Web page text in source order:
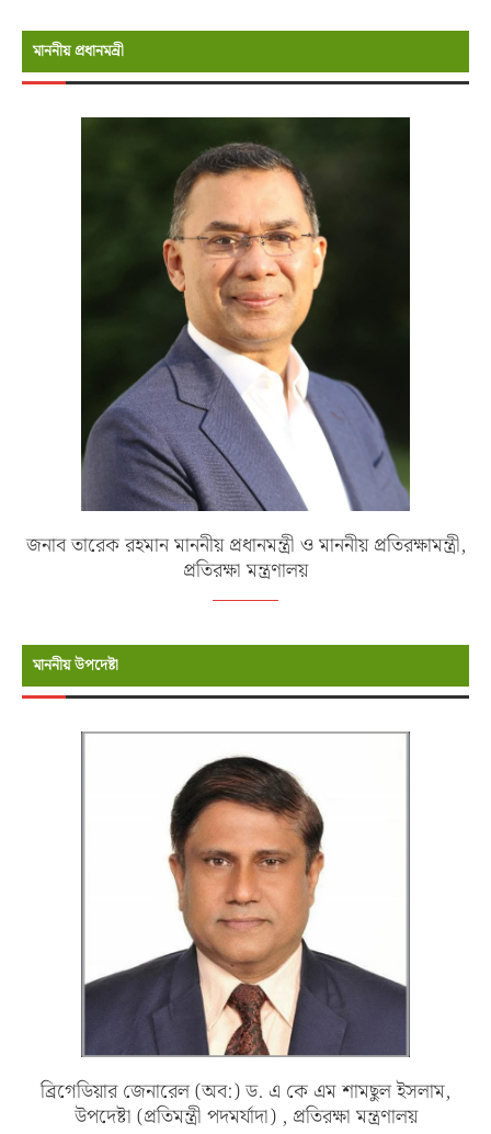
মাননীয় প্রধানমন্রী
জনাব তারেক রহমান মাননীয় প্রধানমন্ত্রী ও মাননীয় প্রতিরক্ষামন্ত্রী,
প্রতিরক্ষা মন্ত্রণালয়
মাননীয় উপদেষ্টা
ব্রিগেডিয়ার জেনারেল (অব:) ড. এ কে এম শামছুল ইসলাম,
উপদেষ্টা (প্রতিমন্ত্রী পদমর্যাদা) , প্রতিরক্ষা মন্ত্রণালয়